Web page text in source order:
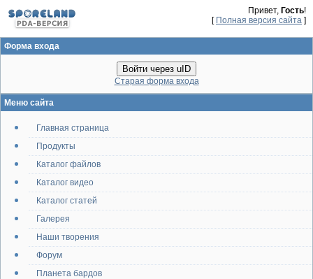
Привет, Гость!
[ Полная версия сайта ]
Форма входа
Войти через uID
Старая форма входа
Меню сайта
Главная страница
Продукты
Каталог файлов
Каталог видео
Каталог статей
Галерея
Наши творения
Форум
Планета бардов